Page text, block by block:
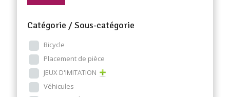
Catégorie / Sous-catégorie
Bicycle
Placement de pièce
JEUX D'IMITATION
Véhicules